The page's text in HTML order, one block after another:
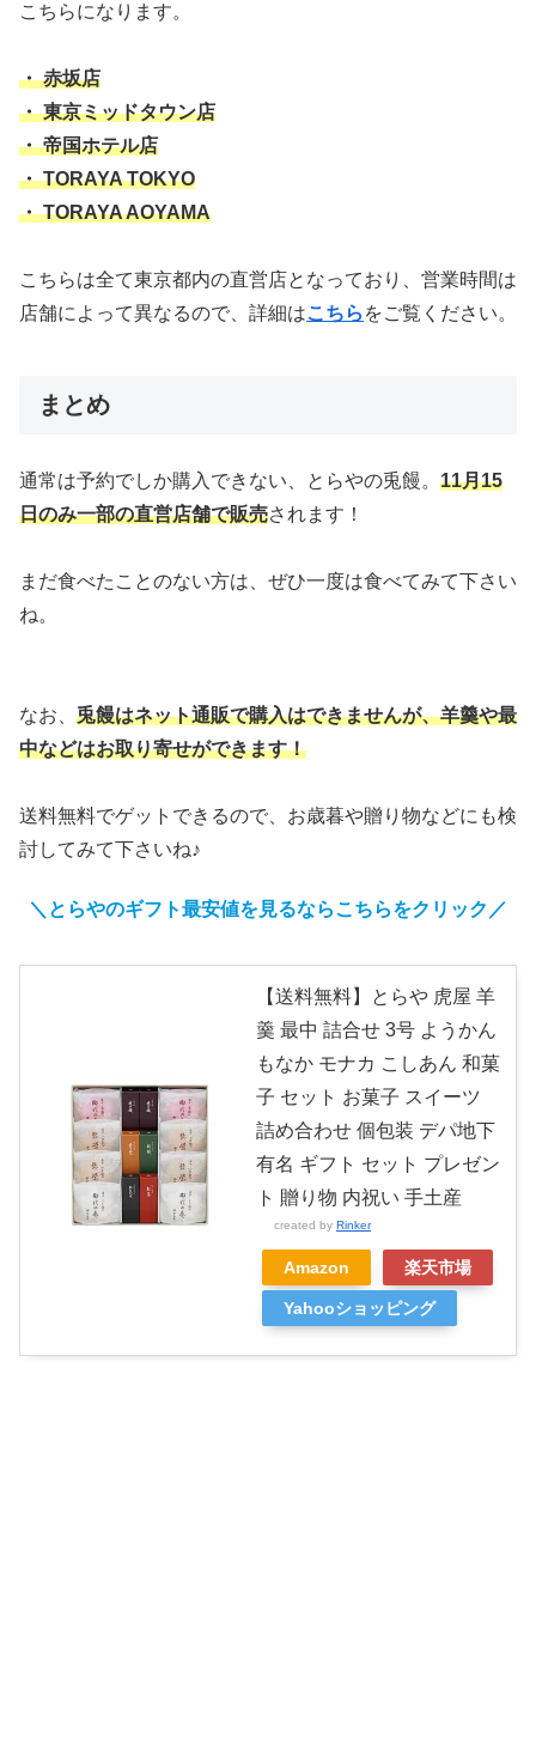
こちらになります。
・ 赤坂店
・ 東京ミッドタウン店
・ 帝国ホテル店
・ TORAYA TOKYO
・ TORAYA AOYAMA
こちらは全て東京都内の直営店となっており、営業時間は
店舗によって異なるので、詳細はこちら をご覧ください。
まとめ
通常は予約でしか購入できない、とらやの兎饅。 11月15
日のみ一部の直営店舗で販売されます！
まだ食べたことのない方は、ぜひ一度は食べてみて下さい
ね。
なお、 兎饅はネット通販で購入はできませんが、羊羹や最
中などはお取り寄せができます！
送料無料でゲットできるので、お歳暮や贈り物などにも検
討してみて下さいね♪
＼とらやのギフト最安値を見るならこちらをクリック／
【送料無料】とらや 虎屋 羊
羹 最中 詰合せ 3号 ようかん
もなか モナカ こしあん 和菓
子 セット お菓子 スイーツ
詰め合わせ 個包装 デパ地下
有名 ギフト セット プレゼン
ト 贈り物 内祝い 手土産
created by Rinker
Amazon 楽天市場
Yahooショッピング